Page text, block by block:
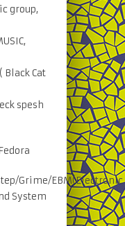
group,
Black Cat
spesh
Grime/EBM(Electronic
System